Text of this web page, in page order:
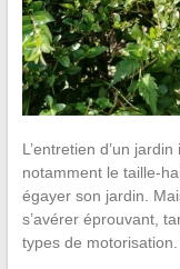
L’entretien d’un
notamment le taille-
égayer son jardin.
s’avérer éprouvant,
types de